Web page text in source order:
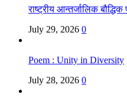
राष्ट्रीय आन्तर्जालिक
July 29, 2026 0
Poem : Unity in Diversity
July 28, 2026 0